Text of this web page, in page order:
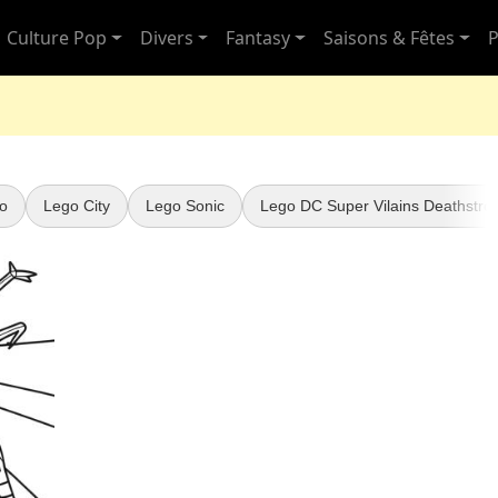
Culture Pop Divers Fantasy Saisons & Fêtes
Lego City Lego Sonic Lego DC Super Vilains